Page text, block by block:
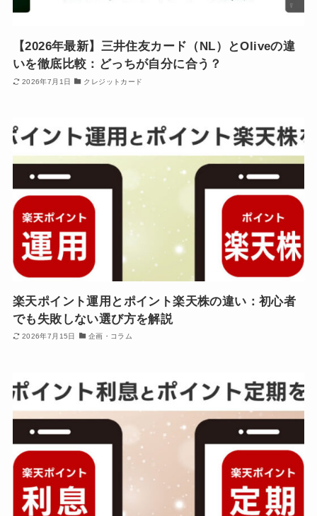
【2026年最新】三井住友カード（NL）とOliveの違
いを徹底比較：どっちが自分に合う？
2026年7月1日 クレジットカード
楽天ポイント運用とポイント楽天株の違い：初心者
でも失敗しない選び方を解説
2026年7月15日 企画・コラム